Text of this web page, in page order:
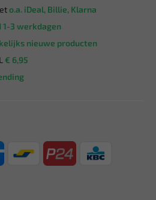
o.a. iDeal, Billie, Klarna
1-3 werkdagen
nieuwe producten
€ 6,95